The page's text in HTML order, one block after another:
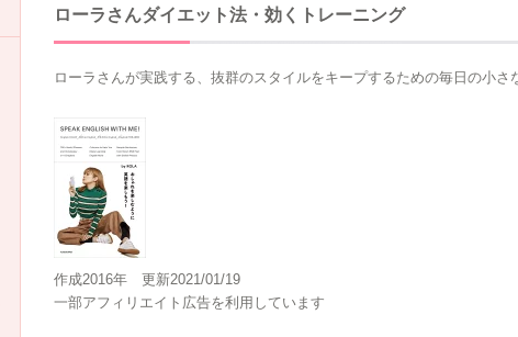
ローラさんダイエット法・効くトレーニング
ローラさんが実践する、抜群のスタイルをキープするための毎日の小さ
作成2016年 更新2021/01/19
一部アフィリエイト広告を利用しています